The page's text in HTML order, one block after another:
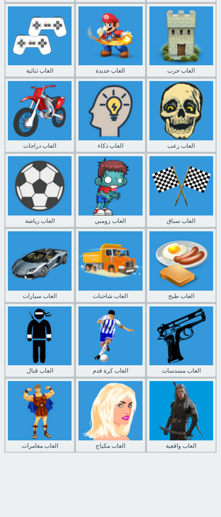
العاب ثنائية العاب جديدة العاب حرب
العاب دراجات العاب ذكاء العاب رعب
العاب رياضة العاب زومبي العاب سباق
العاب سيارات العاب شاحنات العاب طبخ
العاب قتال العاب كرة قدم العاب مسدسات
العاب مغامرات العاب مكياج العاب واقعية